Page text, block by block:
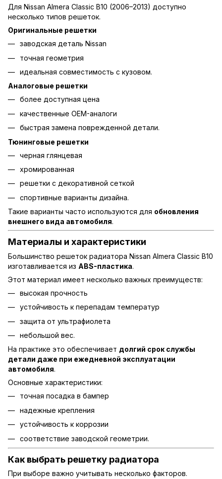
Для Nissan Almera Classic B10 (2006–2013) доступно
несколько типов решеток.
Оригинальные решетки
заводская деталь Nissan
точная геометрия
идеальная совместимость с кузовом.
Аналоговые решетки
более доступная цена
качественные OEM-аналоги
быстрая замена поврежденной детали.
Тюнинговые решетки
черная глянцевая
хромированная
решетки с декоративной сеткой
спортивные варианты дизайна.
Такие варианты часто используются для обновления
внешнего вида автомобиля.
Материалы и характеристики
Большинство решеток радиатора Nissan Almera Classic B10
изготавливается из ABS-пластика.
Этот материал имеет несколько важных преимуществ:
высокая прочность
устойчивость к перепадам температур
защита от ультрафиолета
небольшой вес.
На практике это обеспечивает долгий срок службы
детали даже при ежедневной эксплуатации
автомобиля.
Основные характеристики:
точная посадка в бампер
надежные крепления
устойчивость к коррозии
соответствие заводской геометрии.
Как выбрать решетку радиатора
При выборе важно учитывать несколько факторов.